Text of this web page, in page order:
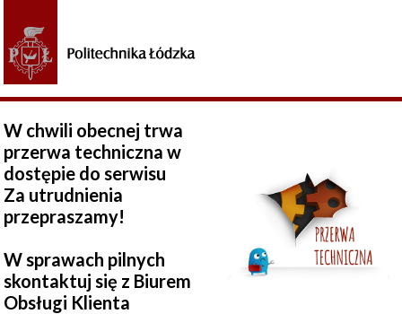
W chwili obecnej trwa
przerwa techniczna w
dostępie do serwisu
Za utrudnienia
przepraszamy!
W sprawach pilnych
skontaktuj się z Biurem
Obsługi Klienta